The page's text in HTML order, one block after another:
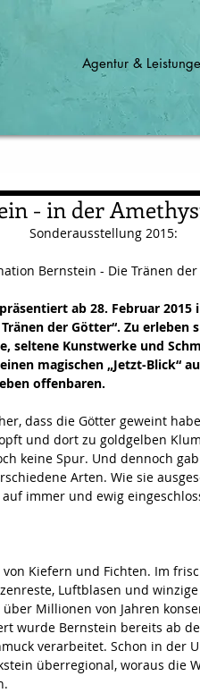
Agentur &
- in der
Sonderausstellung 2015:
Bernstein - Die Tränen
ab 28. Februar
der Götter“. Zu
seltene Kunstwerke und
magischen „Jetzt-Blick“
offenbaren.
dass die Götter geweint
und dort zu goldgelben
keine Spur. Und dennoch
Arten. Wie sie
immer und ewig
Kiefern und Fichten. Im
Luftblasen und
Millionen von Jahren
wurde Bernstein bereits ab
verarbeitet. Schon in der
überregional, woraus die